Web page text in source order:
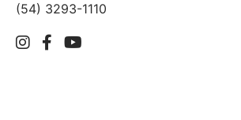
(54) 3293-1110